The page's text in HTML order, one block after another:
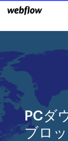
PCダ
ブロ